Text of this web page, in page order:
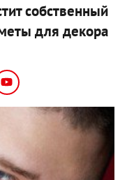
собственный
для декора